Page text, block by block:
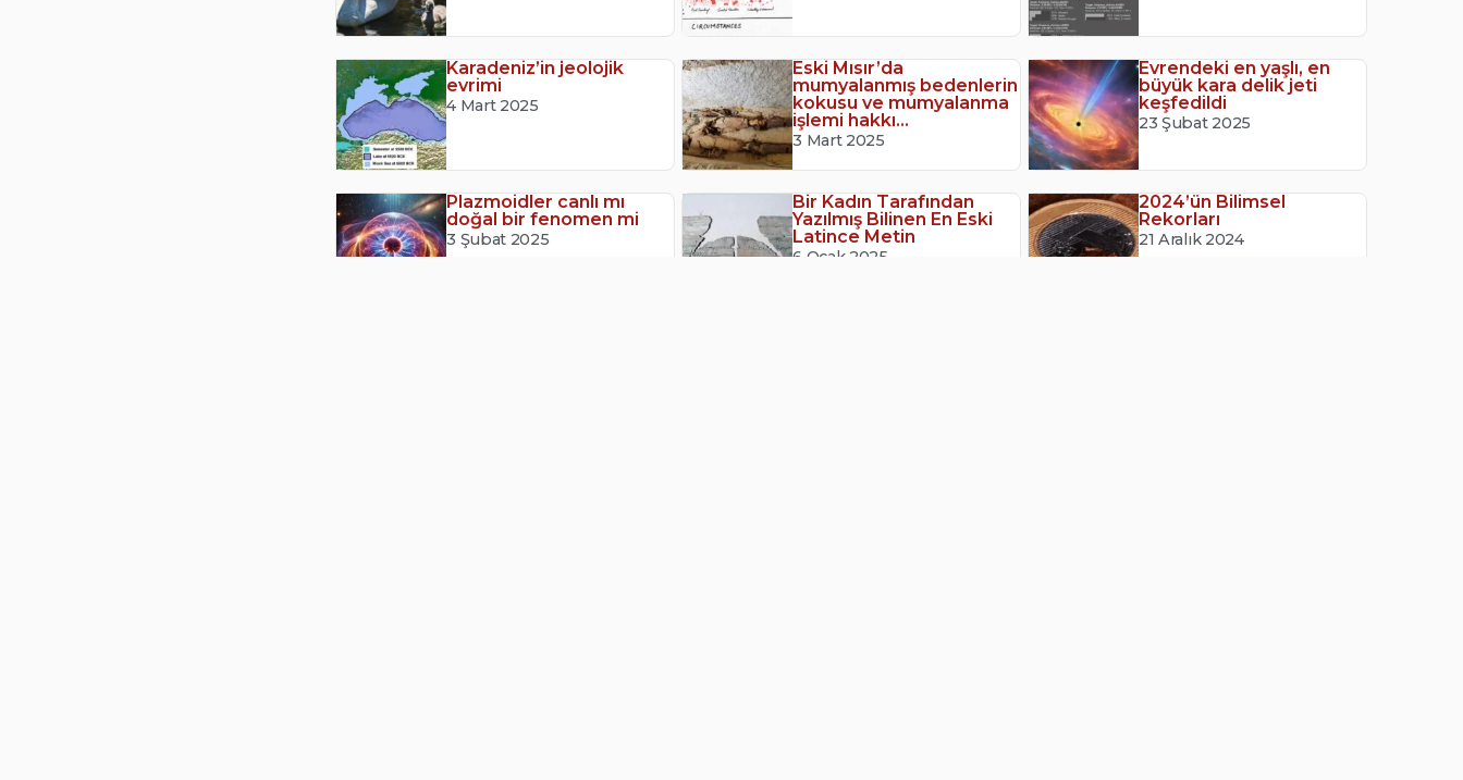
Karadeniz’in jeolojik
evrimi
4 Mart 2025
Eski Mısır’da
mumyalanmış bedenlerin
kokusu ve mumyalanma
işlemi hakkı...
3 Mart 2025
Evrendeki en yaşlı, en
büyük kara delik jeti
keşfedildi
23 Şubat 2025
Plazmoidler canlı mı
doğal bir fenomen mi
3 Şubat 2025
Bir Kadın Tarafından
Yazılmış Bilinen En Eski
Latince Metin
6 Ocak 2025
2024’ün Bilimsel
Rekorları
21 Aralık 2024